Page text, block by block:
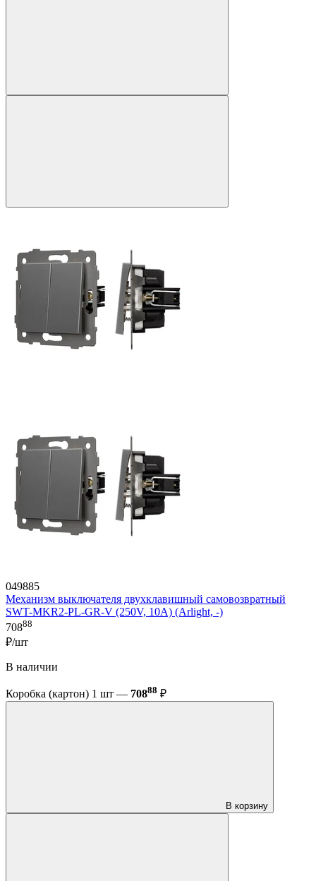
049885
Механизм выключателя двухклавишный самовозвратный
SWT-MKR2-PL-GR-V (250V, 10A) (Arlight, -)
70888
₽/шт
В наличии
Коробка (картон) 1 шт — 70888 ₽
В корзину